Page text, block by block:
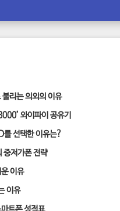
리는 의외의 이유
와이파이 공유기
선택한 이유는?
중저가폰 전략
이유
이유